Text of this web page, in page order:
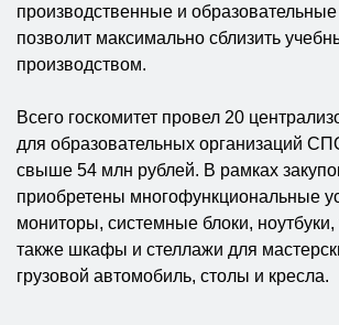
производственные и
позволит максимально сблизить
производством.
Всего госкомитет провел 20
для образовательных организаций
свыше 54 млн рублей. В рамках
приобретены многофункциональные
мониторы, системные блоки,
также шкафы и стеллажи для
грузовой автомобиль, столы и кресла.